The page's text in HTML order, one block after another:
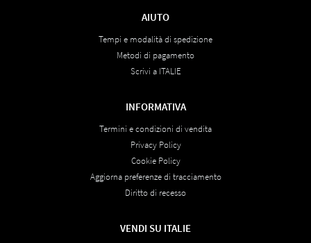
AIUTO
Tempi e modalità di spedizione
Metodi di pagamento
Scrivi a ITALIE
INFORMATIVA
Termini e condizioni di vendita
Privacy Policy
Cookie Policy
Aggiorna preferenze di tracciamento
Diritto di recesso
VENDI SU ITALIE